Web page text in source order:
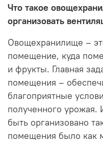
Что такое
организовать
Овощехранилище –
помещение, куда
и фрукты. Главная
помещения –
благоприятные
полученного урожая.
быть организовано
помещения было как